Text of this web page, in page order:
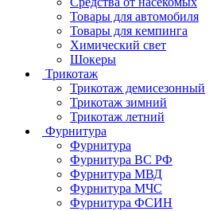
Товары для автомобиля
Товары для кемпинга
Химический свет
Шокеры
Трикотаж
Трикотаж демисезонный
Трикотаж зимний
Трикотаж летний
Фурнитура
Фурнитура
Фурнитура ВС РФ
Фурнитура МВД
Фурнитура МЧС
Фурнитура ФСИН